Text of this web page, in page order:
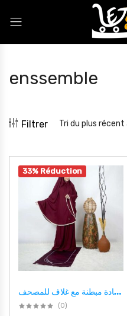
enssemble
Filtrer Tri du plus récent
33% Réduction
طقم صلاة نسائي 4 قطع برداء فضفاض وسجادة مبطنة مع غلاف للمصحف Kit De Prière 4 Pieces Pour Femmes En Tissu Doux Et Confortable
(0)